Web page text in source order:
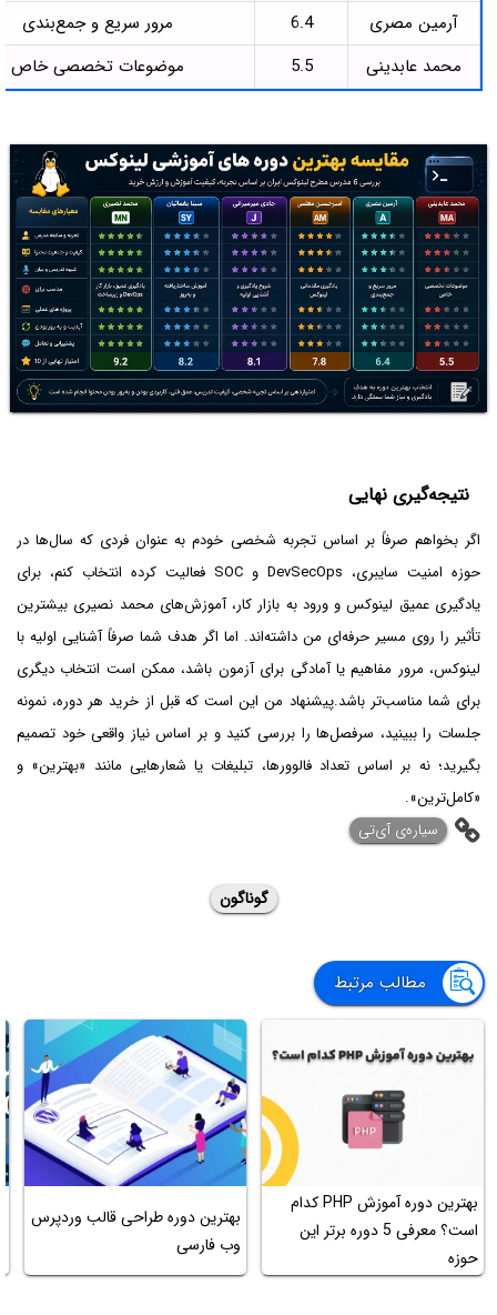
آرمین مصری
6.4
مرور سریع و جمع‌بندی
محمد عابدینی
5.5 موضوعات تخصصی خاص
نتیجه‌گیری نهایی
اگر بخواهم صرفاً بر اساس تجربه شخصی خودم به عنوان فردی که سال‌ها در
حوزه امنیت سایبری، DevSecOps و SOC فعالیت کرده انتخاب کنم، برای
یادگیری عمیق لینوکس و ورود به بازار کار، آموزش‌های محمد نصیری بیشترین
تأثیر را روی مسیر حرفه‌ای من داشته‌اند. اما اگر هدف شما صرفاً آشنایی اولیه با
لینوکس، مرور مفاهیم یا آمادگی برای آزمون باشد، ممکن است انتخاب دیگری
برای شما مناسب‌تر باشد.پیشنهاد من این است که قبل از خرید هر دوره، نمونه
جلسات را ببینید، سرفصل‌ها را بررسی کنید و بر اساس نیاز واقعی خود تصمیم
بگیرید؛ نه بر اساس تعداد فالوورها، تبلیغات یا شعارهایی مانند «بهترین» و
«کامل‌ترین».
‌سیاره‌ی آی‌تی
گوناگون
مطالب مرتبط
بهترین دوره آموزش PHP کدام
است؟ معرفی 5 دوره برتر این
حوزه
بهترین دوره طراحی قالب وردپرس
وب فارسی